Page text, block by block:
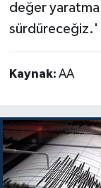
değer yaratma
sürdüreceğiz.'
Kaynak: AA